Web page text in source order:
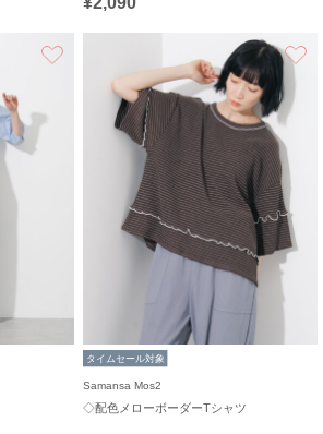
タイムセール対象
Samansa Mos2
◇配色メローボーダーTシャツ